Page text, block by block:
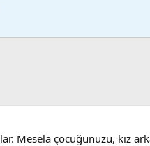
Mesela çocuğunuzu, kız